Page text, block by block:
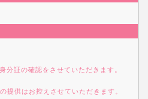
分証の確認をさせていただきます。
提供はお控えさせていただきます。